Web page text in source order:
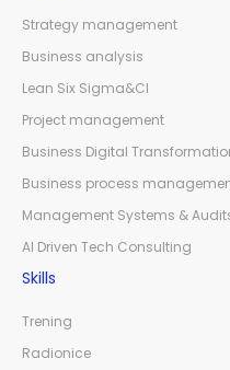
Strategy management
Business analysis
Lean Six Sigma&CI
Project management
Business Digital
Business process
Management Systems &
AI Driven Tech Consulting
Skills
Trening
Radionice